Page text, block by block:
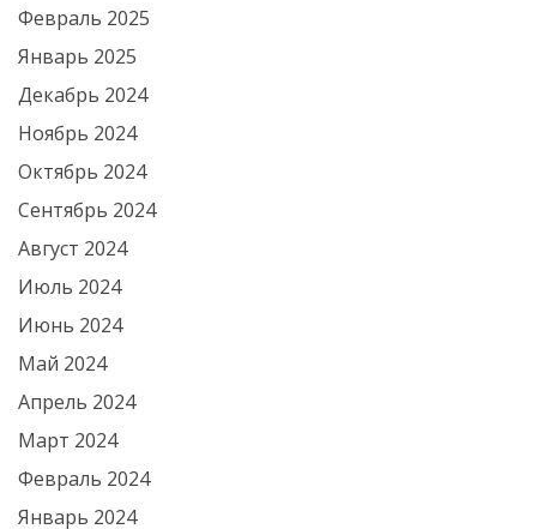
Февраль 2025
Январь 2025
Декабрь 2024
Ноябрь 2024
Октябрь 2024
Сентябрь 2024
Август 2024
Июль 2024
Июнь 2024
Май 2024
Апрель 2024
Март 2024
Февраль 2024
Январь 2024